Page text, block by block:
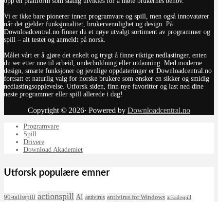
Vi er ikke bare pionerer innen programvare og spill, men også innovatører
når det gjelder funksjonalitet, brukervennlighet og design. På
Downloadcentral.no finner du et nøye utvalgt sortiment av programmer og
spill – alt testet og anmeldt på norsk.
Målet vårt er å gjøre det enkelt og trygt å finne riktige nedlastinger, enten
du ser etter noe til arbeid, underholdning eller utdanning. Med moderne
design, smarte funksjoner og jevnlige oppdateringer er Downloadcentral.no
fortsatt et naturlig valg for norske brukere som ønsker en sikker og smidig
nedlastingsopplevelse. Utforsk siden, finn nye favoritter og last ned dine
neste programmer eller spill allerede i dag!
Copyright © 2026· Powered by Downloadcentral.no
Programvare
Spill
Drivere
Download Akademiet
Utforsk populære emner
90-tallsspill actionspill AI antivirus antivirus for Windows arkadespill